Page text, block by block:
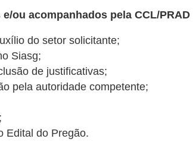
ou acompanhados pela CCL/PRAD
do setor solicitante;
Siasg;
de justificativas;
pela autoridade competente;
Edital do Pregão.